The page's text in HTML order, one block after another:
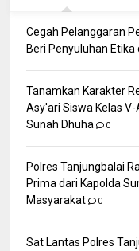
Cegah Pelanggaran
Beri Penyuluhan
Tanamkan Karakter
Asy'ari Siswa Kelas
Sunah Dhuha
0
Polres Tanjungbalai
Prima dari Kapolda
Masyarakat
0
Sat Lantas Polres